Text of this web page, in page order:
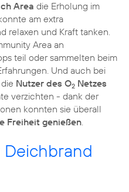
Area die Erholung im
am extra
relaxen und Kraft tanken.
Area an
teil oder sammelten beim
Und auch bei
Nutzer des O2 Netzes
verzichten - dank der
konnten sie überall
Freiheit genießen.
Deichbrand